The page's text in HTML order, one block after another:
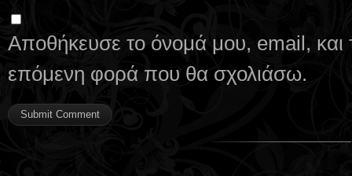
Αποθήκευσε το όνομά μου, email, και
επόμενη φορά που θα σχολιάσω.